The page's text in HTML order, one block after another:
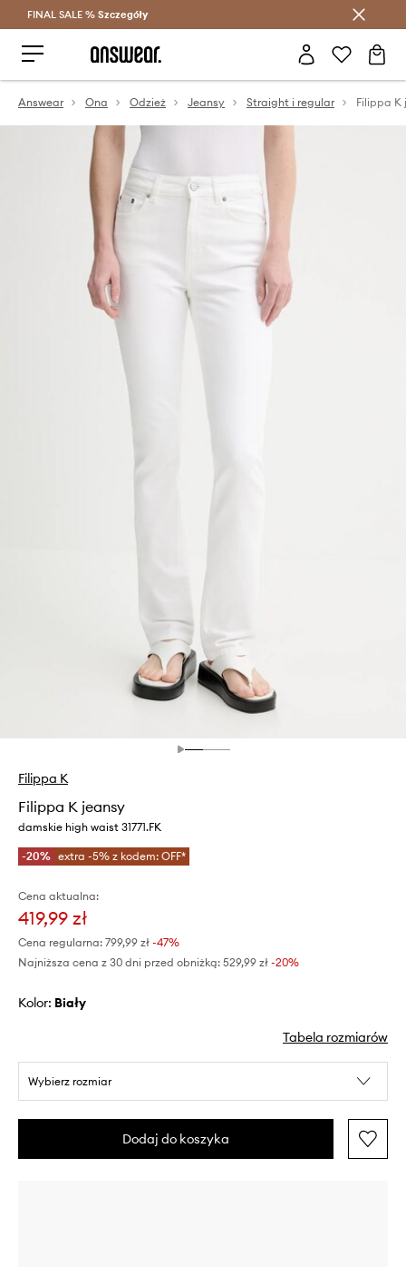
Oszczędzaj z Answear Club >
FINAL SALE % Szczegóły
Answear Ona Odzież Jeansy Straight i regular Filippa K
Filippa K
Filippa K jeansy
damskie high waist 31771.FK
-20% extra -5% z kodem: OFF*
Cena aktualna:
419,99 zł
Cena regularna: 799,99 zł -47%
Najniższa cena z 30 dni przed obniżką: 529,99 zł -20%
Kolor: biały
Tabela rozmiarów
Wybierz rozmiar
Dodaj do koszyka